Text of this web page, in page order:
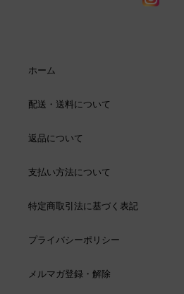
ホーム
配送・送料について
返品について
支払い方法について
特定商取引法に基づく表記
プライバシーポリシー
メルマガ登録・解除